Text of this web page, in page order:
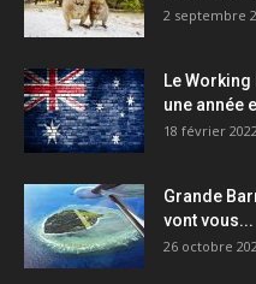
2 septembre
Le
une année
18 février
Grande
vont vous...
26 octobre